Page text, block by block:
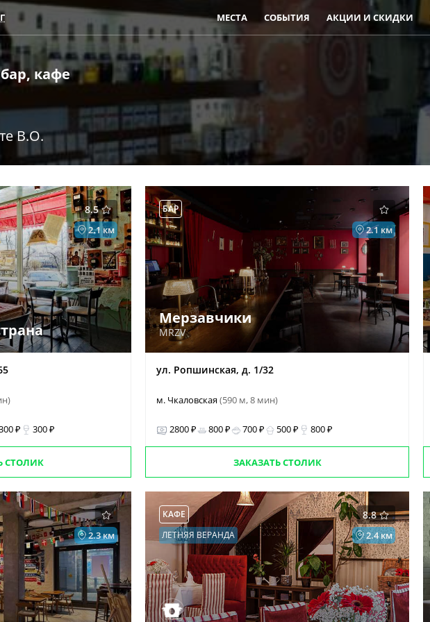
МЕСТА СОБЫТИЯ АКЦИИ И СКИДКИ
бар, кафе
В.О.
8.5
2.1 км
₽ 300 ₽
СТОЛИК
БАР
2.1 км
Мерзавчики
MRZV
ул. Ропшинская, д. 1/32
м. Чкаловская(590 м, 8 мин)
2800 ₽ 800 ₽ 700 ₽ 500 ₽ 800 ₽
ЗАКАЗАТЬ СТОЛИК
2.3 км
8.8
КАФЕ
2.4 км
ЛЕТНЯЯ ВЕРАНДА